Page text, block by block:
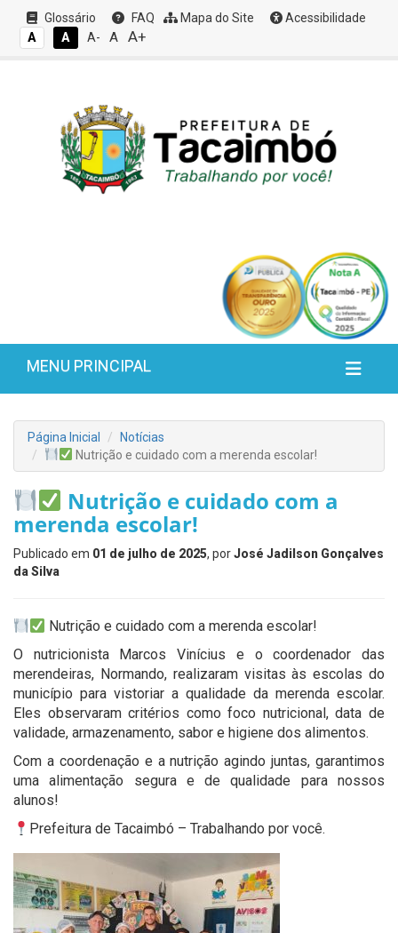
Glossário FAQ Mapa do Site
Acessibilidade
A
A A- A A+
MENU PRINCIPAL
Página Inicial
Notícias
Nutrição e cuidado com a merenda escolar!
Nutrição e cuidado com a
merenda escolar!
Publicado em 01 de julho de 2025, porJosé Jadilson Gonçalves
da Silva
Nutrição e cuidado com a merenda escolar!
O nutricionista Marcos Vinícius e o coordenador das
merendeiras, Normando, realizaram visitas às escolas do
município para vistoriar a qualidade da merenda escolar.
Eles observaram critérios como foco nutricional, data de
validade, armazenamento, sabor e higiene dos alimentos.
Com a coordenação e a nutrição agindo juntas, garantimos
uma alimentação segura e de qualidade para nossos
alunos!
Prefeitura de Tacaimbó – Trabalhando por você.